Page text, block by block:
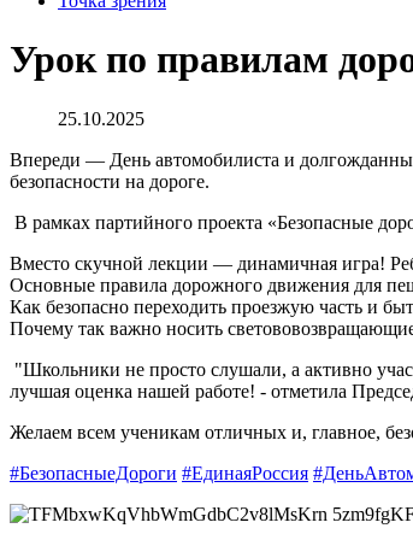
Урок по правилам
25.10.2025
Впереди — День автомобилиста и
безопасности на дороге.
В рамках партийного проекта «Безопасные
Вместо скучной лекции — динамичная игра!
Основные правила дорожного движения для
Как безопасно переходить проезжую часть и
Почему так важно носить
"Школьники не просто слушали, а активно
лучшая оценка нашей работе! - отметила
Желаем всем ученикам отличных и, главное,
#БезопасныеДороги #ЕдинаяРоссия